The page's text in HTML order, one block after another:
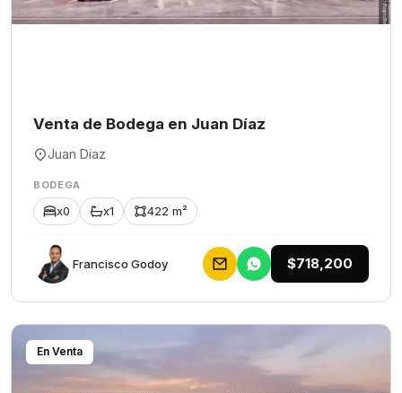
Venta de Bodega en Juan Díaz
Juan Diaz
BODEGA
x0 x1 422 m²
Francisco Godoy $718,200
En Venta